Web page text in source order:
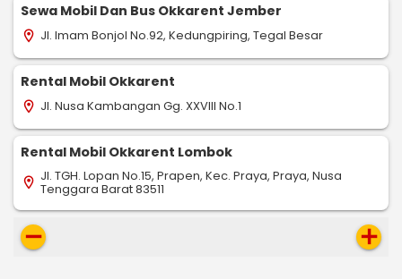
Sewa Mobil Dan Bus Okkarent Jember
location_on Jl. Imam Bonjol No.92, Kedungpiring, Tegal Besar
Rental Mobil Okkarent
location_on Jl. Nusa Kambangan Gg. XXVIII No.1
Rental Mobil Okkarent Lombok
location_on Jl. TGH. Lopan No.15, Prapen, Kec. Praya, Praya, Nusa
Tenggara Barat 83511
remove add